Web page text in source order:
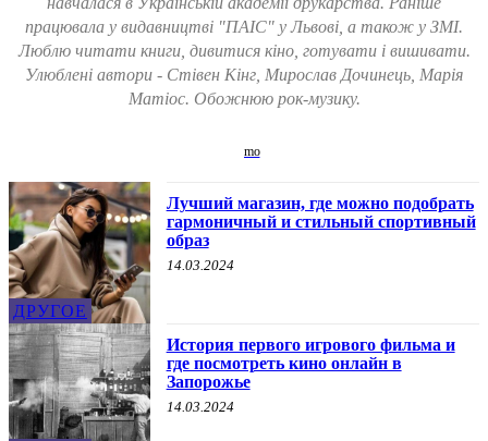
працювала у видавництві "ПАІС" у Львові, а також у ЗМІ.
Люблю читати книги, дивитися кіно, готувати і вишивати.
Улюблені автори - Стівен Кінг, Мирослав Дочинець, Марія
Матіос. Обожнюю рок-музику.
ДРУГОЕ
Лучший магазин, где можно подобрать
гармоничный и стильный спортивный
образ
14.03.2024
История первого игрового фильма и
где посмотреть кино онлайн в
Запорожье
14.03.2024